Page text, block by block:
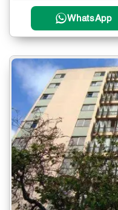
WhatsApp